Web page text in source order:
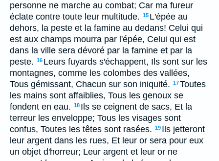
personne ne marche au combat; Car ma fureur
éclate contre toute leur multitude. 15 L'épée au
dehors, la peste et la famine au dedans! Celui qui
est aux champs mourra par l'épée, Celui qui est
dans la ville sera dévoré par la famine et par la
peste. 16 Leurs fuyards s'échappent, Ils sont sur les
montagnes, comme les colombes des vallées,
Tous gémissant, Chacun sur son iniquité. 17Toutes
les mains sont affaiblies, Tous les genoux se
fondent en eau. 18 Ils se ceignent de sacs, Et la
terreur les enveloppe; Tous les visages sont
confus, Toutes les têtes sont rasées. 19 Ils jetteront
leur argent dans les rues, Et leur or sera pour eux
un objet d'horreur; Leur argent et leur or ne